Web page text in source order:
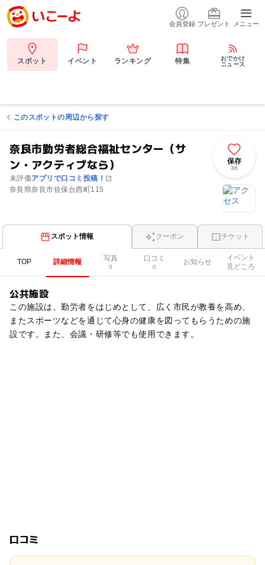
会員登録 プレゼント メニュー
スポット イベント ランキング 特集
おでかけ
ニュース
このスポットの周辺から探す
奈良市勤労者総合福祉センター（サ
ン・アクティブなら）
未評価アプリで口コミ投稿！
奈良県奈良市佐保台西町115
保存
36
スポット情報 クーポン チケット
TOP 詳細情報 写真
0
口コミ
0
お知らせ
イベント
見どころ
公共施設
この施設は、勤労者をはじめとして、広く市民が教養を高め、
またスポーツなどを通じて心身の健康を図ってもらうための施
設です。また、会議・研修等でも使用できます。
口コミ